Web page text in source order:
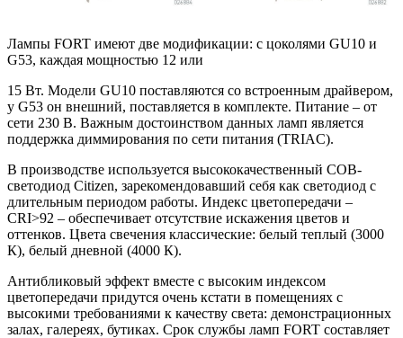
Лампы FORT имеют две модификации: с цоколями GU10 и
G53, каждая мощностью 12 или
15 Вт. Модели GU10 поставляются со встроенным драйвером,
у G53 он внешний, поставляется в комплекте. Питание – от
сети 230 В. Важным достоинством данных ламп является
поддержка диммирования по сети питания (TRIAC).
В производстве используется высококачественный COB-
светодиод Citizen, зарекомендовавший себя как светодиод с
длительным периодом работы. Индекс цветопередачи –
CRI>92 – обеспечивает отсутствие искажения цветов и
оттенков. Цвета свечения классические: белый теплый (3000
К), белый дневной (4000 К).
Антибликовый эффект вместе с высоким индексом
цветопередачи придутся очень кстати в помещениях с
высокими требованиями к качеству света: демонстрационных
залах, галереях, бутиках. Срок службы ламп FORT составляет